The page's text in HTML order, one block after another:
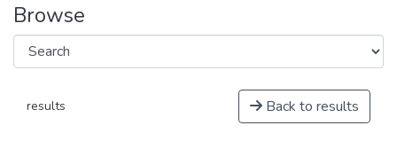
Browse
results Back to results